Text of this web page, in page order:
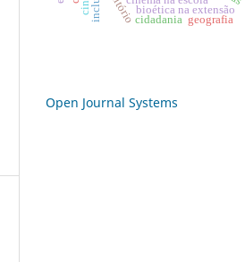
bioética na extensão
cidadania geografia
Open Journal Systems